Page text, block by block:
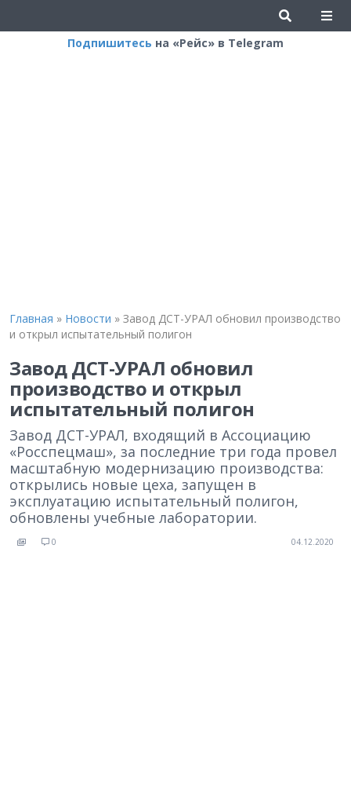
Подпишитесь на «Рейс» в Telegram
Главная » Новости » Завод ДСТ-УРАЛ обновил производство
и открыл испытательный полигон
Завод ДСТ-УРАЛ обновил
производство и открыл
испытательный полигон
Завод ДСТ-УРАЛ, входящий в Ассоциацию
«Росспецмаш», за последние три года провел
масштабную модернизацию производства:
открылись новые цеха, запущен в
эксплуатацию испытательный полигон,
обновлены учебные лаборатории.
0 04.12.2020